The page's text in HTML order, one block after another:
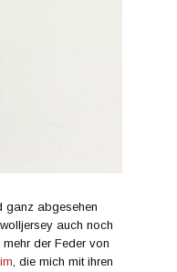
ganz abgesehen
auch noch
der Feder von
, die mich mit ihren